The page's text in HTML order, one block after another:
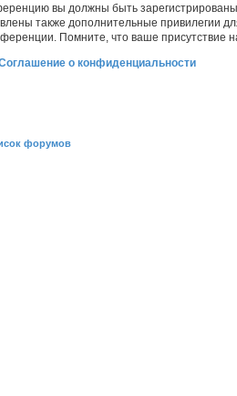
вы должны быть
также дополнительные привилегии
Помните, что ваше присутствие
о конфиденциальности
форумов